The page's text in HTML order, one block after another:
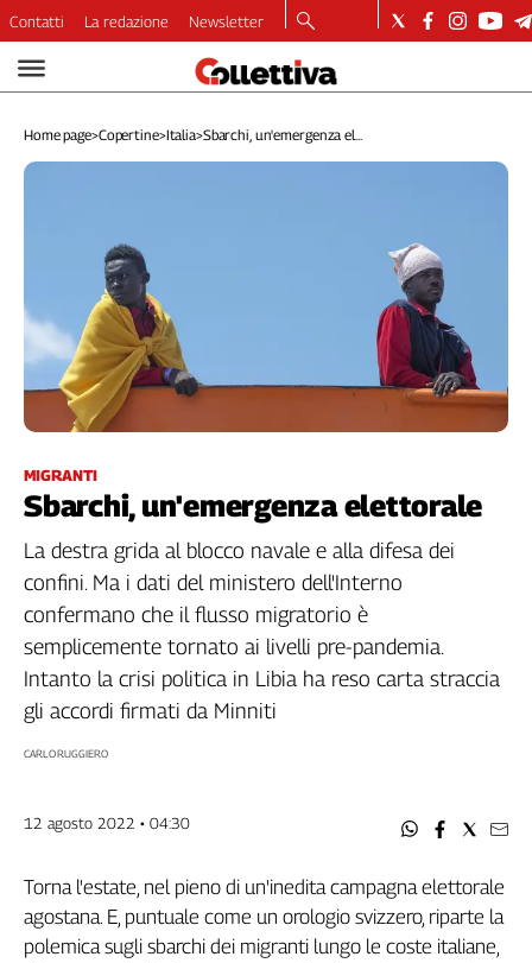
Video
Dirette
Longform
Diritti
Welfare
Italia
Internazionale
Categorie
Filcams
Filctem
Fillea
Filt
Fiom
Fisac
Flc
Nidil
Spi
Inca
Caaf
Contatti La redazione Newsletter
Home page>Copertine>Italia>Sbarchi, un'emergenza el...
MIGRANTI
Sbarchi, un'emergenza elettorale
La destra grida al blocco navale e alla difesa dei
confini. Ma i dati del ministero dell'Interno
confermano che il flusso migratorio è
semplicemente tornato ai livelli pre-pandemia.
Intanto la crisi politica in Libia ha reso carta straccia
gli accordi firmati da Minniti
CARLO RUGGIERO
12 agosto 2022 • 04:30
Torna l'estate, nel pieno di un'inedita campagna elettorale
agostana. E, puntuale come un orologio svizzero, riparte la
polemica sugli sbarchi dei migranti lungo le coste italiane,